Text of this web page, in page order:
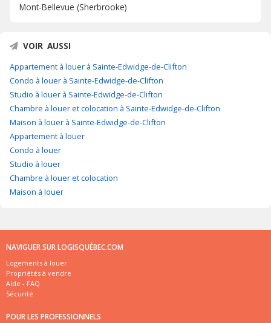
Mont-Bellevue (Sherbrooke)
VOIR AUSSI
Appartement à louer à Sainte-Edwidge-de-Clifton
Condo à louer à Sainte-Edwidge-de-Clifton
Studio à louer à Sainte-Edwidge-de-Clifton
Chambre à louer et colocation à Sainte-Edwidge-de-Clifton
Maison à louer à Sainte-Edwidge-de-Clifton
Appartement à louer
Condo à louer
Studio à louer
Chambre à louer et colocation
Maison à louer
NAVIGUER SUR LOGISQUÉBEC.COM
Logements à louer
Propriétés à vendre
Aide - FAQ
Sécurité
POUR LES PROFESSIONNELS